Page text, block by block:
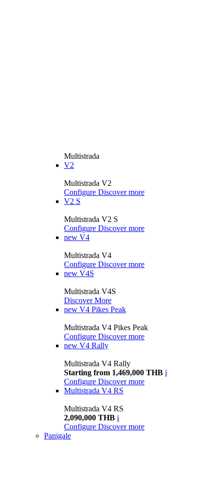
Multistrada
V2
Multistrada V2
Configure Discover more
V2 S
Multistrada V2 S
Configure Discover more
new V4
Multistrada V4
Configure Discover more
new V4S
Multistrada V4S
Discover More
new V4 Pikes Peak
Multistrada V4 Pikes Peak
Configure Discover more
new V4 Rally
Multistrada V4 Rally
Starting from 1,469,000 THB i
Configure Discover more
Multistrada V4 RS
Multistrada V4 RS
2,090,000 THB i
Configure Discover more
Panigale